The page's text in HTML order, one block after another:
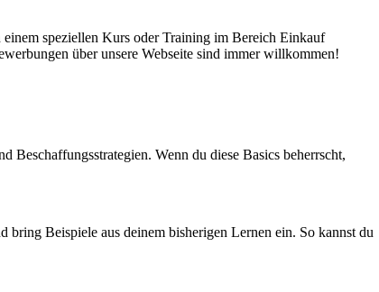
speziellen Kurs oder Training im Bereich Einkauf
über unsere Webseite sind immer willkommen!
Wenn du diese Basics beherrscht,
Beispiele aus deinem bisherigen Lernen ein. So kannst du